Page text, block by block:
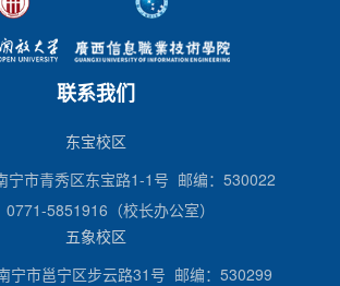
联系我们
东宝校区
宁市青秀区东宝路1-1号 邮编：530022
0771-5851916（校长办公室）
五象校区
宁市邕宁区步云路31号 邮编：530299